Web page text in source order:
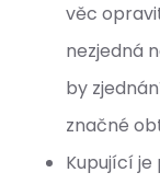
věc
nezjedná
by
značné
Kupující